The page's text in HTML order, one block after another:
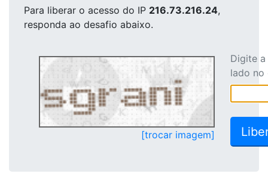
Para liberar o acesso do IP 216.73.216.24,
responda ao desafio abaixo.
[trocar imagem]
Digite
lado no